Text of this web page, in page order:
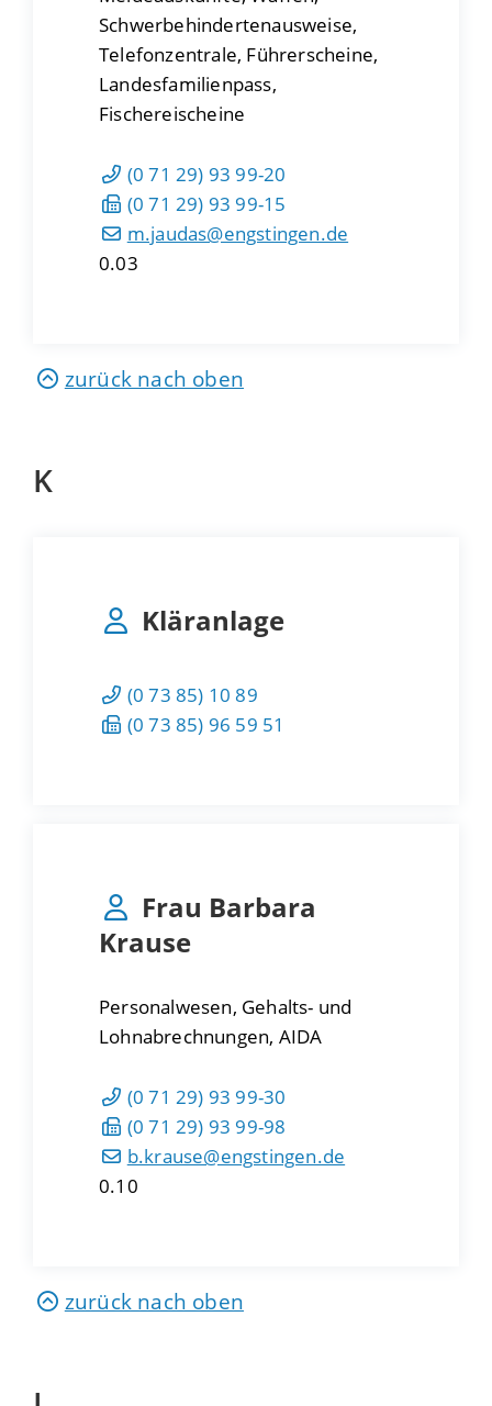
Schwerbehindertenausweise,
Telefonzentrale, Führerscheine,
Landesfamilienpass,
Fischereischeine
(0 71 29) 93 99-20
(0 71 29) 93 99-15
m.jaudas@engstingen.de
0.03
zurück nach oben
K
Kläranlage
(0 73 85) 10 89
(0 73 85) 96 59 51
Frau Barbara
Krause
Personalwesen, Gehalts- und
Lohnabrechnungen, AIDA
(0 71 29) 93 99-30
(0 71 29) 93 99-98
b.krause@engstingen.de
0.10
zurück nach oben